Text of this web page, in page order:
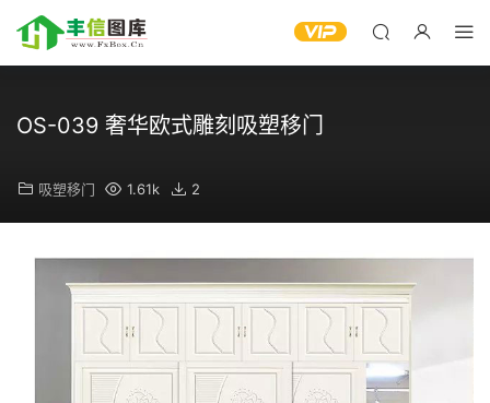
OS-039 奢华欧式雕刻吸塑移门
吸塑移门 1.61k 2